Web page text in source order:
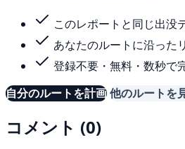
このレポートと同じ出没
あなたのルートに沿った
登録不要・無料・数秒で
自分のルートを計画他のルートを
コメント (0)